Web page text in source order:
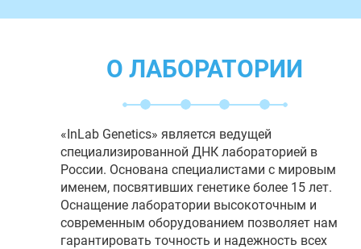
О ЛАБОРАТОРИИ
«InLab Genetics» является ведущей
специализированной ДНК лабораторией в
России. Основана специалистами с мировым
именем, посвятивших генетике более 15 лет.
Оснащение лаборатории высокоточным и
современным оборудованием позволяет нам
гарантировать точность и надежность всех